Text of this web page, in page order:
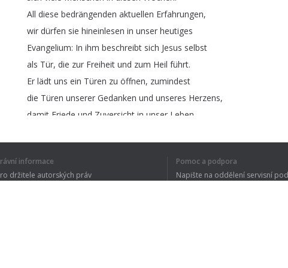
All diese bedrängenden aktuellen Erfahrungen,
wir dürfen sie hineinlesen in unser heutiges
Evangelium: In ihm beschreibt sich Jesus selbst
als Tür, die zur Freiheit und zum Heil führt.
Er lädt uns ein Türen zu öffnen, zumindest
die Türen unserer Gedanken und unseres Herzens,
damit Friede und Zuversicht in unser Leben
uns die
Gotteslob
Nummer867. Eine bekannte Melodie mit einem
Právní informace
Pro držitele autorských práv
Pomoc a podpora
Napište na oddělení servisní